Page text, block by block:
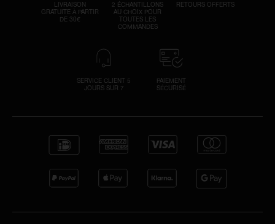
LIVRAISON
GRATUITE À PARTIR
DE 30€
2 ÉCHANTILLONS
AU CHOIX POUR
TOUTES LES
COMMANDES
RETOURS OFFERTS
SERVICE CLIENT 5
JOURS SUR 7
PAIEMENT
SÉCURISÉ